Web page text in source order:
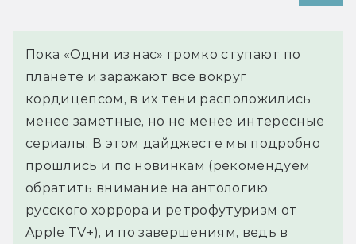
Пока «Одни из нас» громко ступают по
планете и заражают всё вокруг
кордицепсом, в их тени расположились
менее заметные, но не менее интересные
сериалы. В этом дайджесте мы подробно
прошлись и по новинкам (рекомендуем
обратить внимание на антологию
русского хоррора и ретрофутуризм от
Apple TV+), и по завершениям, ведь в